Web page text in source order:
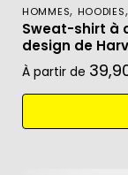
HOMMES, HOODIES,
Sweat-shirt à
design de
À partir de